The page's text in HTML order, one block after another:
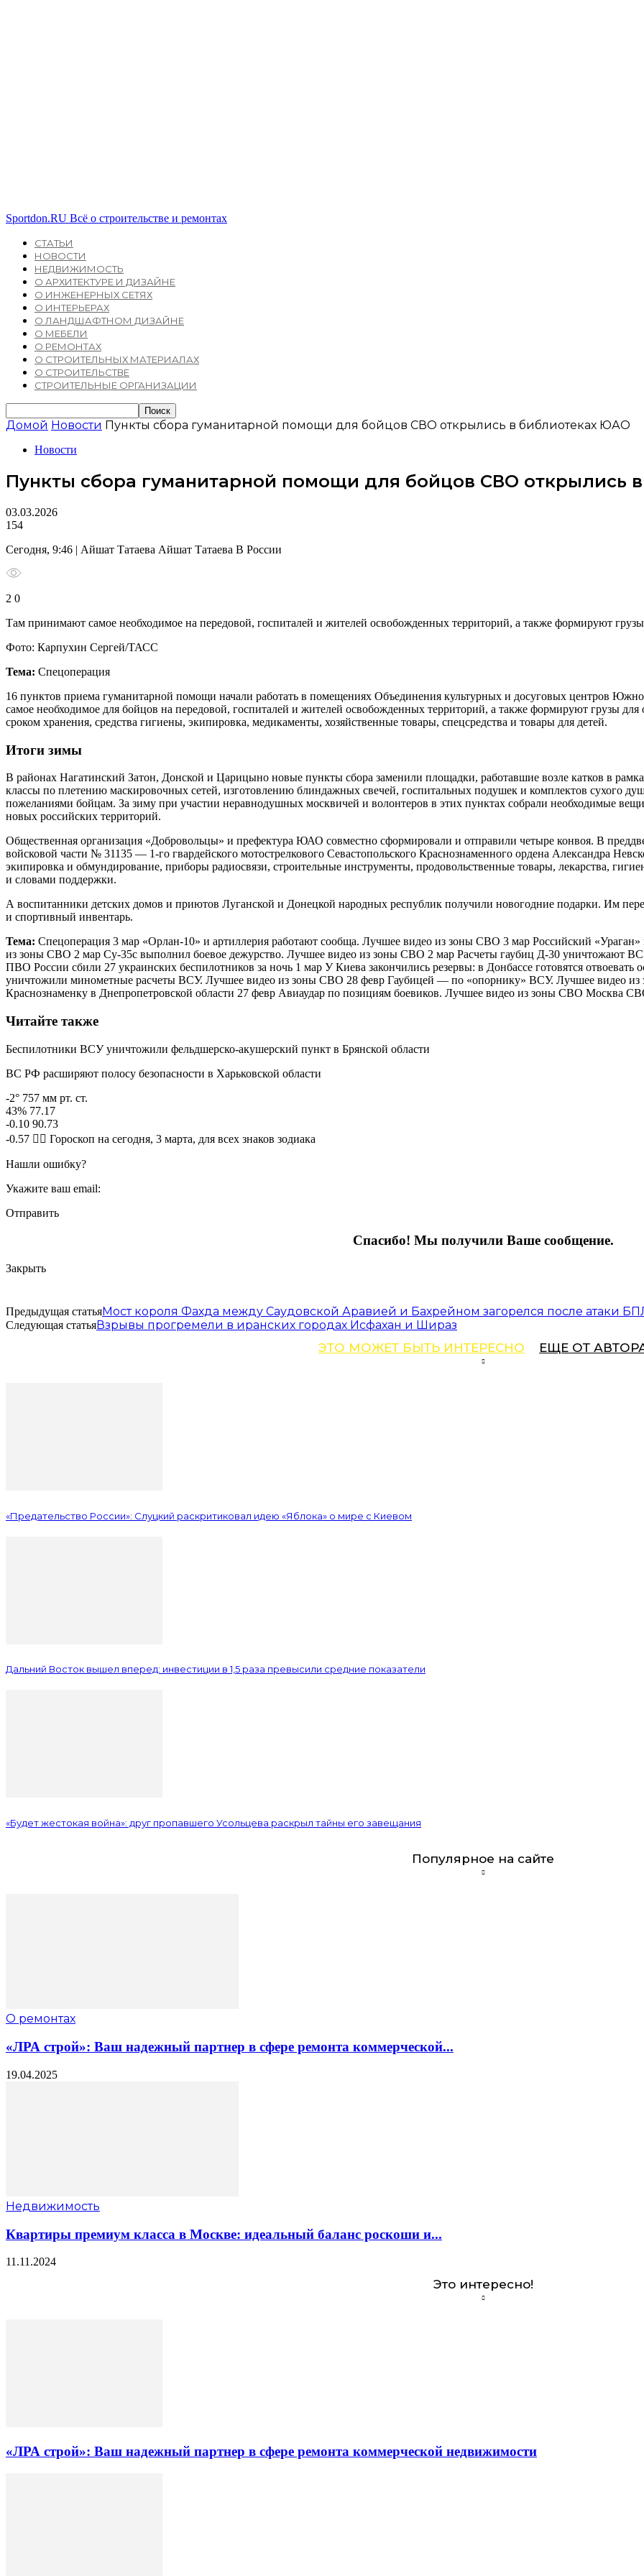
Sportdon.RU Всё о строительстве и ремонтах
СТАТЬИ
НОВОСТИ
НЕДВИЖИМОСТЬ
О АРХИТЕКТУРЕ И ДИЗАЙНЕ
О ИНЖЕНЕРНЫХ СЕТЯХ
О ИНТЕРЬЕРАХ
О ЛАНДШАФТНОМ ДИЗАЙНЕ
О МЕБЕЛИ
О РЕМОНТАХ
О СТРОИТЕЛЬНЫХ МАТЕРИАЛАХ
О СТРОИТЕЛЬСТВЕ
СТРОИТЕЛЬНЫЕ ОРГАНИЗАЦИИ
Домой Новости Пункты сбора гуманитарной помощи для бойцов СВО открылись в библиотеках ЮАО
Новости
Пункты сбора гуманитарной помощи для бойцов СВО открылись
03.03.2026
154
Сегодня, 9:46 | Айшат Татаева Айшат Татаева В России
2 0
Там принимают самое необходимое на передовой, госпиталей и жителей освобожденных территорий, а также формируют
Фото: Карпухин Сергей/ТАСС
Тема: Спецоперация
16 пунктов приема гуманитарной помощи начали работать в помещениях Объединения культурных и досуговых центров
самое необходимое для бойцов на передовой, госпиталей и жителей освобожденных территорий, а также формируют грузы
сроком хранения, средства гигиены, экипировка, медикаменты, хозяйственные товары, спецсредства и товары для детей.
Итоги зимы
В районах Нагатинский Затон, Донской и Царицыно новые пункты сбора заменили площадки, работавшие возле катков в
классы по плетению маскировочных сетей, изготовлению блиндажных свечей, госпитальных подушек и комплектов сухого
пожеланиями бойцам. За зиму при участии неравнодушных москвичей и волонтеров в этих пунктах собрали необходимые
новых российских территорий.
Общественная организация «Добровольцы» и префектура ЮАО совместно сформировали и отправили четыре конвоя. В
войсковой части № 31135 — 1-го гвардейского мотострелкового Севастопольского Краснознаменного ордена Александра
экипировка и обмундирование, приборы радиосвязи, строительные инструменты, продовольственные товары, лекарства,
и словами поддержки.
А воспитанники детских домов и приютов Луганской и Донецкой народных республик получили новогодние подарки. Им
и спортивный инвентарь.
Тема: Спецоперация 3 мар «Орлан-10» и артиллерия работают сообща. Лучшее видео из зоны СВО 3 мар Российский
из зоны СВО 2 мар Су-35с выполнил боевое дежурство. Лучшее видео из зоны СВО 2 мар Расчеты гаубиц Д-30 уничтожают
ПВО России сбили 27 украинских беспилотников за ночь 1 мар У Киева закончились резервы: в Донбассе готовятся
уничтожили минометные расчеты ВСУ. Лучшее видео из зоны СВО 28 февр Гаубицей — по «опорнику» ВСУ. Лучшее видео из
Краснознаменку в Днепропетровской области 27 февр Авиаудар по позициям боевиков. Лучшее видео из зоны СВО Москва
Читайте также
Беспилотники ВСУ уничтожили фельдшерско-акушерский пункт в Брянской области
ВС РФ расширяют полосу безопасности в Харьковской области
-2° 757 мм рт. ст.
43% 77.17
-0.10 90.73
-0.57 🧙‍♀ Гороскоп на сегодня, 3 марта, для всех знаков зодиака
Нашли ошибку?
Укажите ваш email:
Отправить
Спасибо! Мы получили Ваше сообщение.
Закрыть
Предыдущая статьяМост короля Фахда между Саудовской Аравией и Бахрейном загорелся после атаки
Следующая статьяВзрывы прогремели в иранских городах Исфахан и Шираз
ЭТО МОЖЕТ БЫТЬ ИНТЕРЕСНО ЕЩЕ ОТ
«Предательство России»: Слуцкий раскритиковал идею «Яблока» о мире с Киевом
Дальний Восток вышел вперед: инвестиции в 1,5 раза превысили средние показатели
«Будет жестокая война»: друг пропавшего Усольцева раскрыл тайны его завещания
Популярное на сайте
О ремонтах
«ЛРА строй»: Ваш надежный партнер в сфере ремонта коммерческой...
19.04.2025
Недвижимость
Квартиры премиум класса в Москве: идеальный баланс роскоши и...
11.11.2024
Это интересно!
«ЛРА строй»: Ваш надежный партнер в сфере ремонта коммерческой недвижимости